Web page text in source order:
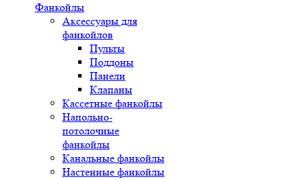
Фанкойлы
Аксессуары для
фанкойлов
Пульты
Поддоны
Панели
Клапаны
Кассетные фанкойлы
Напольно-
потолочные
фанкойлы
Канальные фанкойлы
Настенные фанкойлы